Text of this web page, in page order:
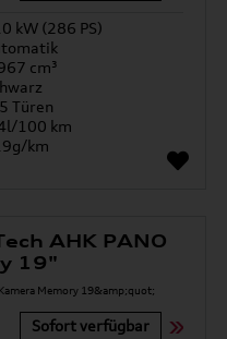
kW (286 PS)
cm³
Türen
100 km
km
AHK PANO
19"
Sofort verfügbar